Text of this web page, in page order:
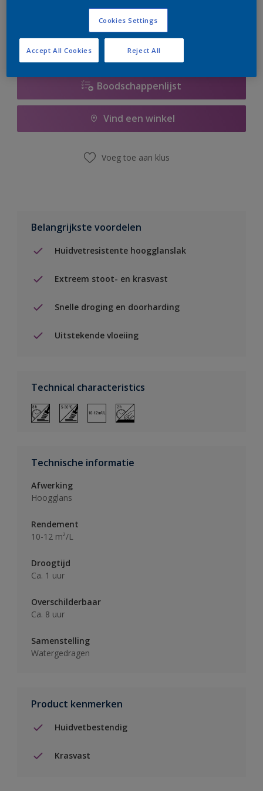
er hard aan om de voorraad aan te vullen.
Boodschappenlijst
Vind een winkel
Voeg toe aan klus
Belangrijkste voordelen
Huidvetresistente hoogglanslak
Extreem stoot- en krasvast
Snelle droging en doorharding
Uitstekende vloeiing
Technical characteristics
Technische informatie
Afwerking
Hoogglans
Rendement
10-12 m²/L
Droogtijd
Ca. 1 uur
Overschilderbaar
Ca. 8 uur
Samenstelling
Watergedragen
Product kenmerken
Huidvetbestendig
Krasvast
Cookies Settings
Reject All
Accept All Cookies